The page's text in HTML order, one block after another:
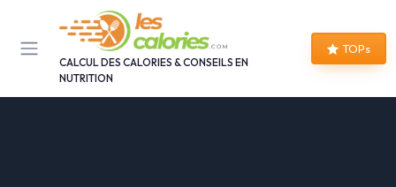
CALCUL DES CALORIES & CONSEILS EN
NUTRITION
TOPs
Panneau de gestion des cookies